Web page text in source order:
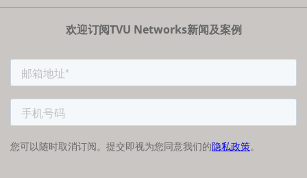
欢迎订阅TVU Networks新闻及案例